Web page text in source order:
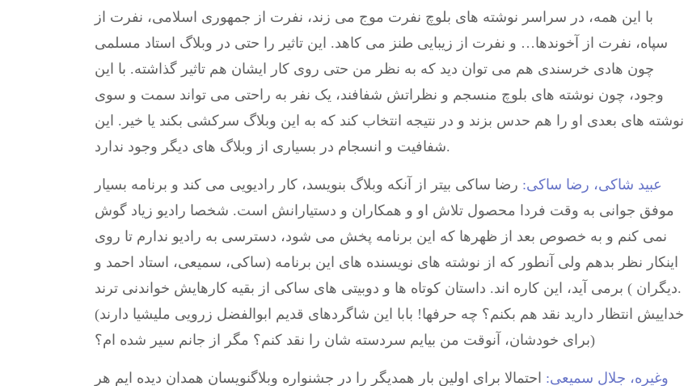
با این همه، در سراسر نوشته های بلوچ نفرت موج می زند، نفرت از جمهوری اسلامی، نفرت از
سپاه، نفرت از آخوندها… و نفرت از زیبایی طنز می کاهد. این تاثیر را حتی در وبلاگ استاد مسلمی
چون هادی خرسندی هم می توان دید که به نظر من حتی روی کار ایشان هم تاثیر گذاشته. با این
وجود، چون نوشته های بلوچ منسجم و نظراتش شفافند، یک نفر به راحتی می تواند سمت و سوی
نوشته های بعدی او را هم حدس بزند و در نتیجه انتخاب کند که به این وبلاگ سرکشی بکند یا خیر. این
شفافیت و انسجام در بسیاری از وبلاگ های دیگر وجود ندارد.
عبید شاکی، رضا ساکی: رضا ساکی بیتر از آنکه وبلاگ بنویسد، کار رادیویی می کند و برنامه بسیار
موفق جوانی به وقت فردا محصول تلاش او و همکاران و دستیارانش است. شخصا رادیو زیاد گوش
نمی کنم و به خصوص بعد از ظهرها که این برنامه پخش می شود، دسترسی به رادیو ندارم تا روی
اینکار نظر بدهم ولی آنطور که از نوشته های نویسنده های این برنامه (ساکی، سمیعی، استاد احمد و
دیگران ) برمی آید، این کاره اند. داستان کوتاه ها و دوبیتی های ساکی از بقیه کارهایش خواندنی ترند.
(خداییش انتظار دارید نقد هم بکنم؟ چه حرفها! بابا این شاگردهای قدیم ابوالفضل زرویی ملیشیا دارند
برای خودشان، آنوقت من بیایم سردسته شان را نقد کنم؟ مگر از جانم سیر شده ام؟)
وغیره، جلال سمیعی: احتمالا برای اولین بار همدیگر را در جشنواره وبلاگنویسان همدان دیده ایم هر